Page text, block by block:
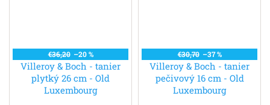
€36,20 –20 %
Villeroy & Boch - tanier
plytký 26 cm - Old
Luxembourg
€30,70 –37 %
Villeroy & Boch - tanier
pečivový 16 cm - Old
Luxembourg